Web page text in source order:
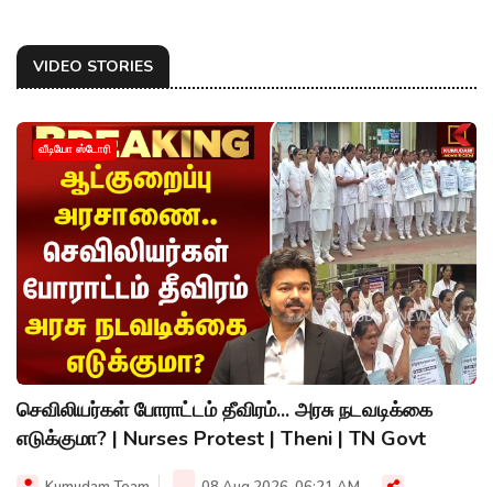
VIDEO STORIES
வீடியோ ஸ்டோரி
செவிலியர்கள் போராட்டம் தீவிரம்... அரசு நடவடிக்கை
எடுக்குமா? | Nurses Protest | Theni | TN Govt